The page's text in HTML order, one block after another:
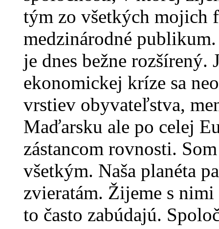
tým zo všetkých mojich
medzinárodné
je dnes bežne rozšírený.
ekonomickej kríze sa
vrstiev obyvateľstva,
Maďarsku ale po celej
zástancom rovnosti.
všetkým. Naša planéta
zvieratám. Žijeme s
to často zabúdajú.